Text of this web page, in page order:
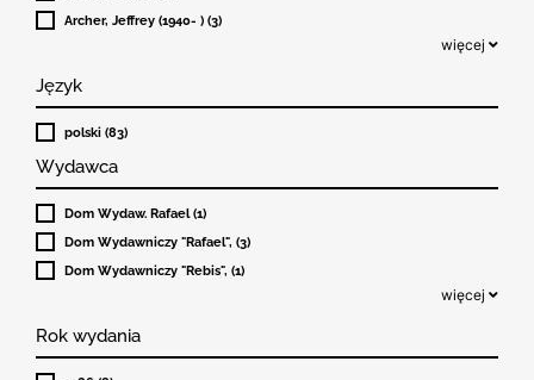
Archer, Jeffrey (1940- ) (3)
więcej
Język
polski (83)
Wydawca
Dom Wydaw. Rafael (1)
Dom Wydawniczy "Rafael", (3)
Dom Wydawniczy "Rebis", (1)
więcej
Rok wydania